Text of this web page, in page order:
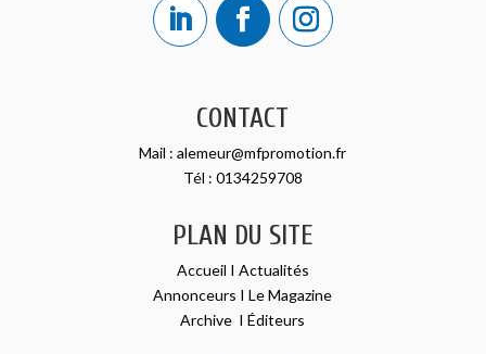
CONTACT
Mail :alemeur@mfpromotion.fr
Tél : 0134259708
PLAN DU SITE
Accueil I Actualités
Annonceurs ILe Magazine
Archive IÉditeurs